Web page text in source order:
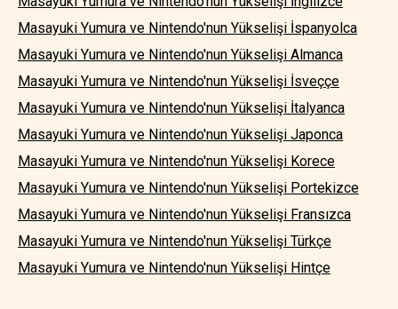
Masayuki Yumura ve Nintendo'nun Yükselişi İspanyolca
Masayuki Yumura ve Nintendo'nun Yükselişi Almanca
Masayuki Yumura ve Nintendo'nun Yükselişi İsveççe
Masayuki Yumura ve Nintendo'nun Yükselişi İtalyanca
Masayuki Yumura ve Nintendo'nun Yükselişi Japonca
Masayuki Yumura ve Nintendo'nun Yükselişi Korece
Masayuki Yumura ve Nintendo'nun Yükselişi Portekizce
Masayuki Yumura ve Nintendo'nun Yükselişi Fransızca
Masayuki Yumura ve Nintendo'nun Yükselişi Türkçe
Masayuki Yumura ve Nintendo'nun Yükselişi Hintçe